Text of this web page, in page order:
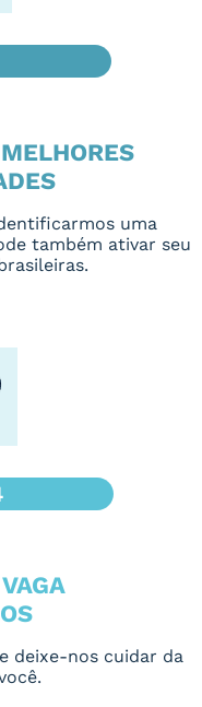
uma
também ativar seu
deixe-nos cuidar da